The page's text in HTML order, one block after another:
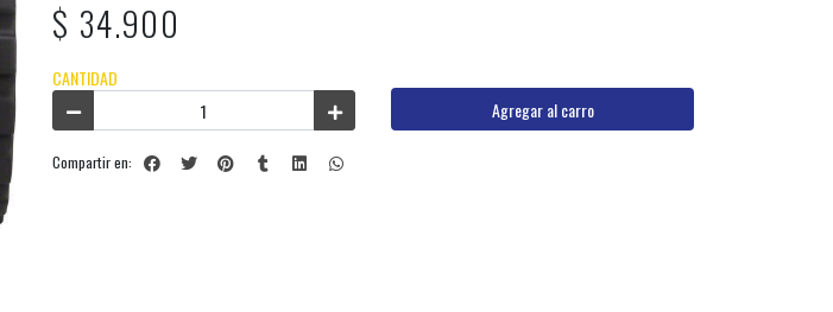
$ 34.900
CANTIDAD
Agregar al carro
Compartir en: